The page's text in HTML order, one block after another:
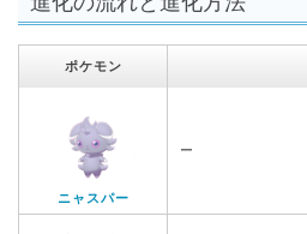
ポケモン
ニャスパー
ー